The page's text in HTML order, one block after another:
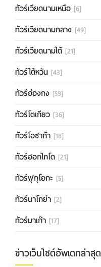
ทัวร์เวียดนามเหนือ [6]
ทัวร์เวียดนามกลาง [49]
ทัวร์เวียดนามใต้ [21]
ทัวร์ไต้หวัน [43]
ทัวร์ฮ่องกง [59]
ทัวร์โตเกียว [36]
ทัวร์โอซาก้า [18]
ทัวร์ฮอกไกโด [21]
ทัวร์ฟุกุโอกะ [5]
ทัวร์นาโกย่า [2]
ทัวร์มาเก๊า [17]
ข่าวเว็บไซต์อัพเดทล่าสุด